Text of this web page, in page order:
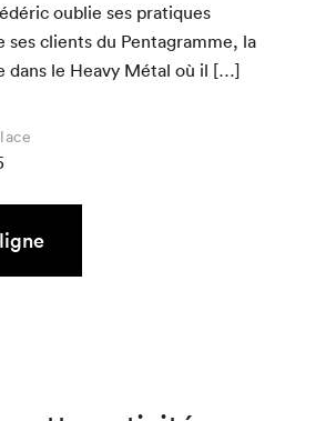
oublie ses pra­tiques
ses clients du Pen­ta­gramme, la
dans le Heavy Métal où il […]